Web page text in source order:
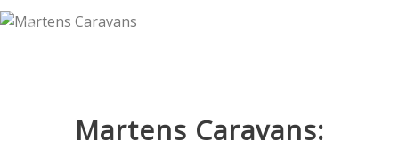
Martens Caravans: